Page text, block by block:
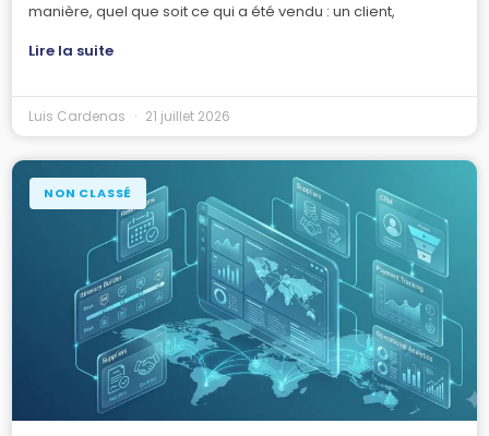
manière, quel que soit ce qui a été vendu : un client,
Lire la suite
Luis Cardenas 21 juillet 2026
NON CLASSÉ